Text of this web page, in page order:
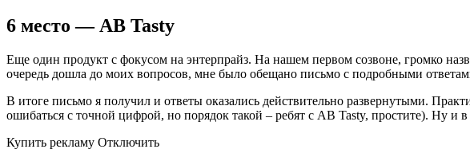
6 место — AB Tasty
Еще один продукт с фокусом на энтерпрайз. На нашем первом созвоне, громко
очередь дошла до моих вопросов, мне было обещано письмо с подробными
В итоге письмо я получил и ответы оказались действительно развернутыми.
ошибаться с точной цифрой, но порядок такой – ребят с AB Tasty, простите). Ну и
Купить рекламу Отключить